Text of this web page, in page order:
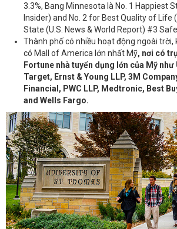
3.3%, Bang Minnesota là No. 1 Happiest
Insider) and No. 2 for Best Quality of Life
State (U.S. News & World Report) #3
Thành phố có nhiều hoạt động ngoài trời,
có Mall of America lớn nhất Mỹ, nơi có
Fortune nhà tuyển dụng lớn của Mỹ
Target, Ernst & Young LLP, 3M
Financial, PWC LLP, Medtronic, Best
and Wells Fargo.